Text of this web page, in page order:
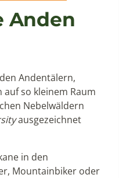
Anden
Andentälern,
so kleinem Raum
Nebelwäldern
ausgezeichnet
in den
Mountainbiker oder